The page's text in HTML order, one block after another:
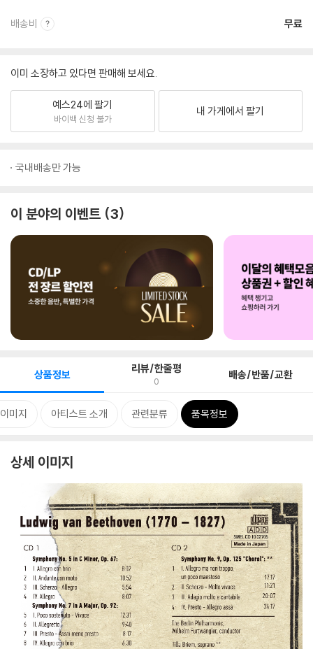
배송비 무료
이미 소장하고 있다면 판매해 보세요.
예스24에 팔기
바이백 신청 불가
내 가게에서 팔기
국내배송만 가능
이 분야의 이벤트 3
상품정보 리뷰/한줄평
0 배송/반품/교환
미지 아티스트 소개 관련분류 품목정보
상세 이미지